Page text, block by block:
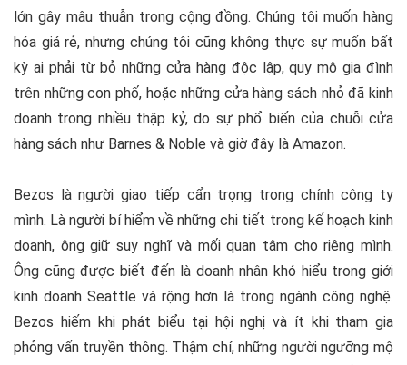
lớn gây mâu thuẫn trong cộng đồng. Chúng tôi muốn hàng
hóa giá rẻ, nhưng chúng tôi cũng không thực sự muốn bất
kỳ ai phải từ bỏ những cửa hàng độc lập, quy mô gia đình
trên những con phố, hoặc những cửa hàng sách nhỏ đã kinh
doanh trong nhiều thập kỷ, do sự phổ biến của chuỗi cửa
hàng sách như Barnes & Noble và giờ đây là Amazon.
Bezos là người giao tiếp cẩn trọng trong chính công ty
mình. Là người bí hiểm về những chi tiết trong kế hoạch kinh
doanh, ông giữ suy nghĩ và mối quan tâm cho riêng mình.
Ông cũng được biết đến là doanh nhân khó hiểu trong giới
kinh doanh Seattle và rộng hơn là trong ngành công nghệ.
Bezos hiếm khi phát biểu tại hội nghị và ít khi tham gia
phỏng vấn truyền thông. Thậm chí, những người ngưỡng mộ